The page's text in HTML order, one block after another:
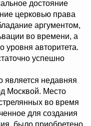
достояние
церковью права
аргументом,
во времени, а
уровня авторитета.
успешно
недавняя
Москвой. Место
во время
для создания